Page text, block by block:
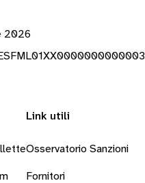
2026
Link utili
Osservatorio Sanzioni
Fornitori